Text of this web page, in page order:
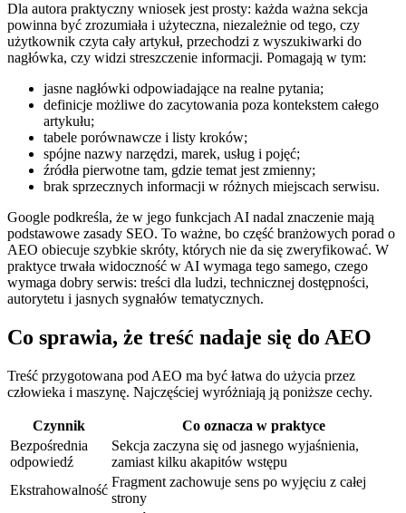
Dla autora praktyczny wniosek jest prosty: każda ważna sekcja
powinna być zrozumiała i użyteczna, niezależnie od tego, czy
użytkownik czyta cały artykuł, przechodzi z wyszukiwarki do
nagłówka, czy widzi streszczenie informacji. Pomagają w tym:
jasne nagłówki odpowiadające na realne pytania;
definicje możliwe do zacytowania poza kontekstem całego
artykułu;
tabele porównawcze i listy kroków;
spójne nazwy narzędzi, marek, usług i pojęć;
źródła pierwotne tam, gdzie temat jest zmienny;
brak sprzecznych informacji w różnych miejscach serwisu.
Google podkreśla, że w jego funkcjach AI nadal znaczenie mają
podstawowe zasady SEO. To ważne, bo część branżowych porad o
AEO obiecuje szybkie skróty, których nie da się zweryfikować. W
praktyce trwała widoczność w AI wymaga tego samego, czego
wymaga dobry serwis: treści dla ludzi, technicznej dostępności,
autorytetu i jasnych sygnałów tematycznych.
Co sprawia, że treść nadaje się do AEO
Treść przygotowana pod AEO ma być łatwa do użycia przez
człowieka i maszynę. Najczęściej wyróżniają ją poniższe cechy.
Czynnik
Co oznacza w praktyce
Bezpośrednia
odpowiedź
Sekcja zaczyna się od jasnego wyjaśnienia,
zamiast kilku akapitów wstępu
Ekstrahowalność
Fragment zachowuje sens po wyjęciu z całej
strony